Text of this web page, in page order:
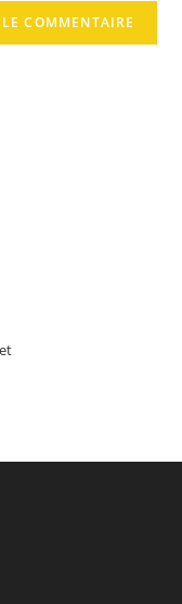
S’ouvre